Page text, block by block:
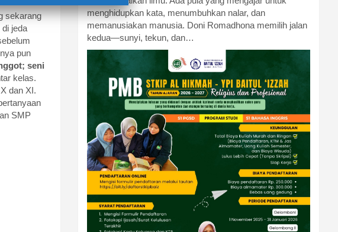
sekarang
jeda
pun
seni
kelas.
dan XI.
SMP
menghidupkan kata, menumbuhkan nalar, dan
memanusiakan manusia. Doni Romadhona memilih jalan
kedua—sunyi, tekun, dan…